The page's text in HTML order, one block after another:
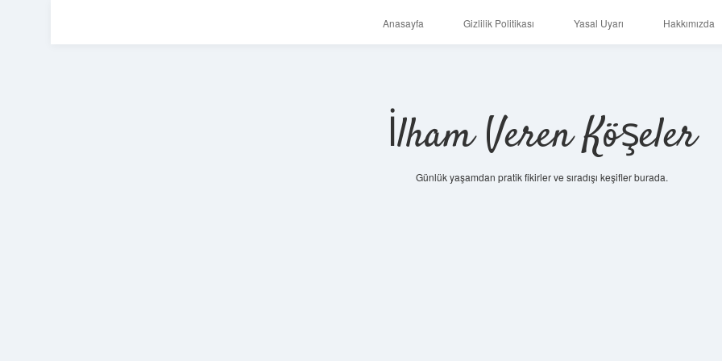
Anasayfa Gizlilik Politikası Yasal Uyarı Hakkımızda
İlham Veren Köşeler
Günlük yaşamdan pratik fikirler ve sıradışı keşifler burada.